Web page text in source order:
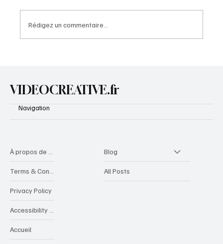
Rédigez un commentaire...
VIDEOCREATIVE.fr
Navigation
Privacy Policy
Accueil
Blog
All Posts